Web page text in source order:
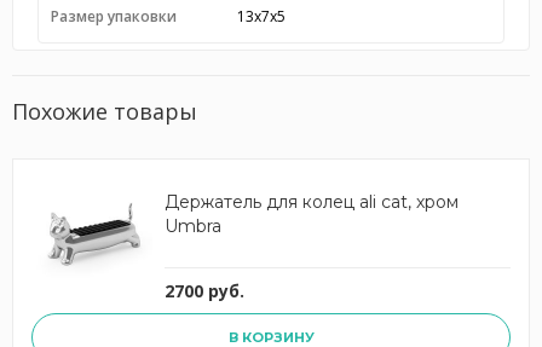
Размер упаковки 13x7x5
Похожие товары
Держатель для колец ali cat, хром
Umbra
2700 руб.
В КОРЗИНУ